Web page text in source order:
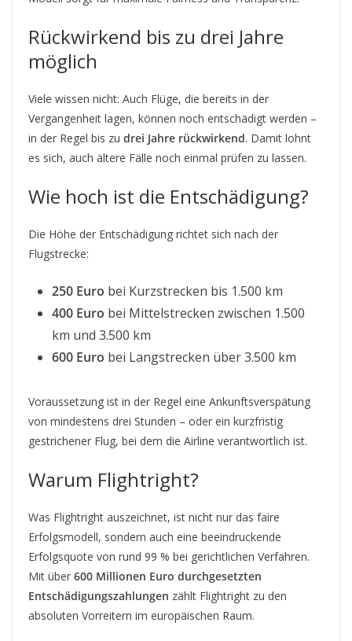
Rückwirkend bis zu drei Jahre
möglich
Viele wissen nicht: Auch Flüge, die bereits in der
Vergangenheit lagen, können noch entschädigt werden –
in der Regel bis zu drei Jahre rückwirkend. Damit lohnt
es sich, auch ältere Fälle noch einmal prüfen zu lassen.
Wie hoch ist die Entschädigung?
Die Höhe der Entschädigung richtet sich nach der
Flugstrecke:
250 Euro bei Kurzstrecken bis 1.500 km
400 Euro bei Mittelstrecken zwischen 1.500
km und 3.500 km
600 Euro bei Langstrecken über 3.500 km
Voraussetzung ist in der Regel eine Ankunftsverspätung
von mindestens drei Stunden – oder ein kurzfristig
gestrichener Flug, bei dem die Airline verantwortlich ist.
Warum Flightright?
Was Flightright auszeichnet, ist nicht nur das faire
Erfolgsmodell, sondern auch eine beeindruckende
Erfolgsquote von rund 99 % bei gerichtlichen Verfahren.
Mit über 600 Millionen Euro durchgesetzten
Entschädigungszahlungen zählt Flightright zu den
absoluten Vorreitern im europäischen Raum.